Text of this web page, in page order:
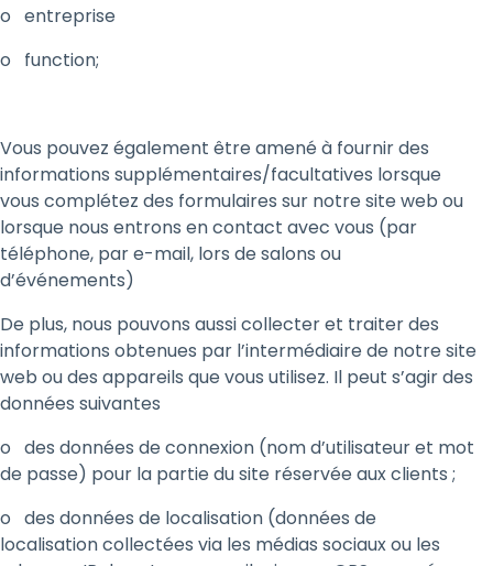
o entreprise
o function;
Vous pouvez également être amené à fournir des
informations supplémentaires/facultatives lorsque
vous complétez des formulaires sur notre site web ou
lorsque nous entrons en contact avec vous (par
téléphone, par e-mail, lors de salons ou
d’événements)
De plus, nous pouvons aussi collecter et traiter des
informations obtenues par l’intermédiaire de notre site
web ou des appareils que vous utilisez. Il peut s’agir des
données suivantes
o des données de connexion (nom d’utilisateur et mot
de passe) pour la partie du site réservée aux clients ;
o des données de localisation (données de
localisation collectées via les médias sociaux ou les